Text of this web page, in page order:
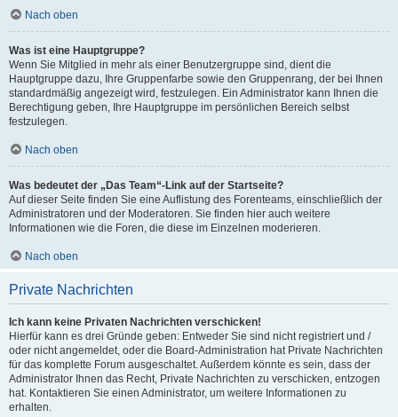
Nach oben
Was ist eine Hauptgruppe?
Wenn Sie Mitglied in mehr als einer Benutzergruppe sind, dient die
Hauptgruppe dazu, Ihre Gruppenfarbe sowie den Gruppenrang, der bei Ihnen
standardmäßig angezeigt wird, festzulegen. Ein Administrator kann Ihnen die
Berechtigung geben, Ihre Hauptgruppe im persönlichen Bereich selbst
festzulegen.
Nach oben
Was bedeutet der „Das Team“-Link auf der Startseite?
Auf dieser Seite finden Sie eine Auflistung des Forenteams, einschließlich der
Administratoren und der Moderatoren. Sie finden hier auch weitere
Informationen wie die Foren, die diese im Einzelnen moderieren.
Nach oben
Private Nachrichten
Ich kann keine Privaten Nachrichten verschicken!
Hierfür kann es drei Gründe geben: Entweder Sie sind nicht registriert und /
oder nicht angemeldet, oder die Board-Administration hat Private Nachrichten
für das komplette Forum ausgeschaltet. Außerdem könnte es sein, dass der
Administrator Ihnen das Recht, Private Nachrichten zu verschicken, entzogen
hat. Kontaktieren Sie einen Administrator, um weitere Informationen zu
erhalten.